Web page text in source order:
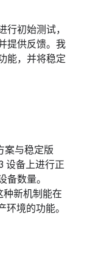
初始测试，
提供反馈。我
能，并将稳定
案与稳定版
设备上进行正
数量。
新机制能在
境的功能。